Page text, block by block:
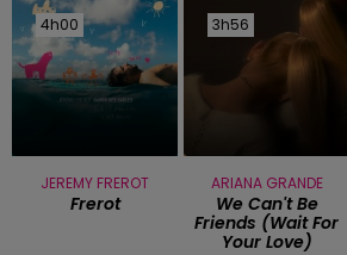
4h00
4h00
JEREMY FREROT
Frerot
3h56
3h56
ARIANA GRANDE
We Can't Be
Friends (wait For
Your Love)